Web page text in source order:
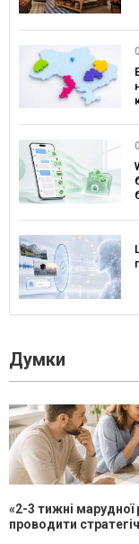
Думки
«2-3 тижні марудної
проводити